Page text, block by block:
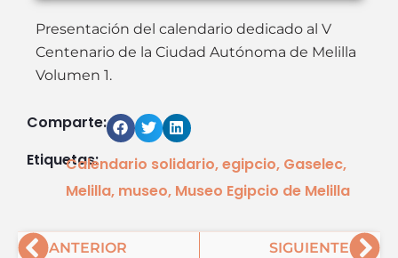
Presentación del calendario dedicado al V
Centenario de la Ciudad Autónoma de Melilla
Volumen 1.
Etiquetas:Calendario solidario,egipcio, Gaselec,
Melilla, museo, Museo Egipcio de Melilla
Comparte:
AntANTERIOR SIGUIENTE